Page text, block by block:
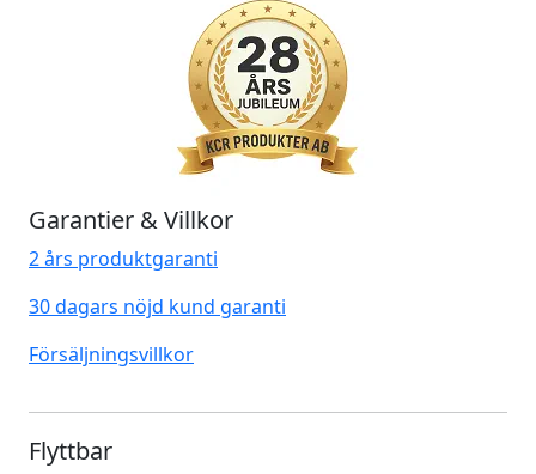
Garantier & Villkor
2 års produktgaranti
30 dagars nöjd kund garanti
Försäljningsvillkor
Flyttbar